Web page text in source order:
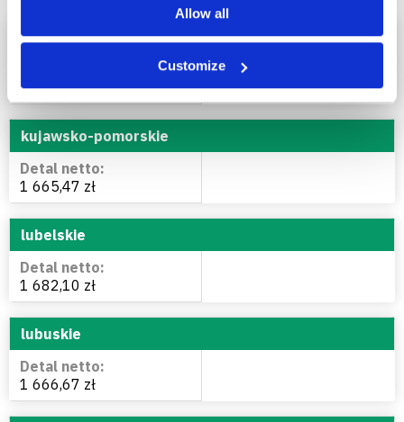
Allow all
Customize
pomorskie
1 768,67 zł
kujawsko-pomorskie
1 665,47 zł
lubelskie
1 682,10 zł
lubuskie
1 666,67 zł